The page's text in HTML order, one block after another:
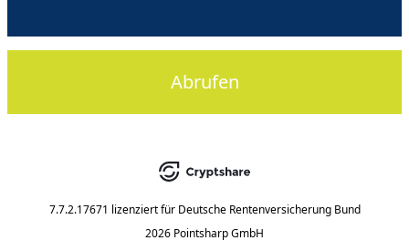
Abrufen
7.7.2.17671 lizenziert für Deutsche Rentenversicherung Bund
2026 Pointsharp GmbH